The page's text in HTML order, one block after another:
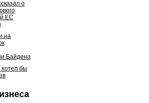
о
ЕС
на
Байдена
бы